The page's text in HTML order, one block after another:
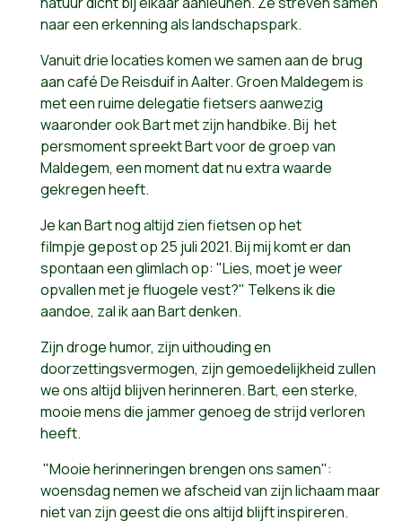
naar een erkenning als landschapspark.
Vanuit drie locaties komen we samen aan de brug
aan café De Reisduif in Aalter. Groen Maldegem is
met een ruime delegatie fietsers aanwezig
waaronder ook Bart met zijn handbike. Bij het
persmoment spreekt Bart voor de groep van
Maldegem, een moment dat nu extra waarde
gekregen heeft.
Je kan Bart nog altijd zien fietsen op het
filmpje gepost op 25 juli 2021. Bij mij komt er dan
spontaan een glimlach op: "Lies, moet je weer
opvallen met je fluogele vest?" Telkens ik die
aandoe, zal ik aan Bart denken.
Zijn droge humor, zijn uithouding en
doorzettingsvermogen, zijn gemoedelijkheid zullen
we ons altijd blijven herinneren. Bart, een sterke,
mooie mens die jammer genoeg de strijd verloren
heeft.
"Mooie herinneringen brengen ons samen":
woensdag nemen we afscheid van zijn lichaam maar
niet van zijn geest die ons altijd blijft inspireren.